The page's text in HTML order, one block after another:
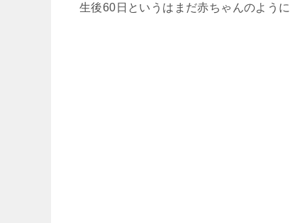
生後60日というはまだ赤ちゃんのよう